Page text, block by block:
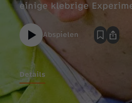
einige klebrige
Abspielen
Details